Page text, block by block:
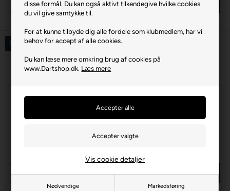
disse formål. Du kan også aktivt tilkendegive hvilke cookies
du vil give samtykke til.
For at kunne tilbyde dig alle fordele som klubmedlem, har vi
behov for accept af alle cookies.
Du kan læse mere omkring brug af cookies på
www.Dartshop.dk. Læs mere
Nødvendige Markedsføring
Vis cookie detaljer
Køb
50 stkpå lager
Køb
Nyhed
Shot Goths Guld Turbo
Køb
50 stkpå lager
Køb
25 stkpå lager